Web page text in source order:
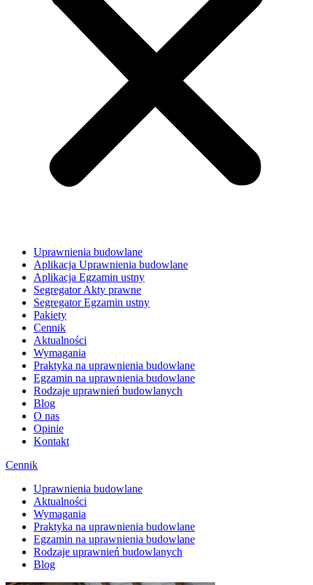
Uprawnienia budowlane
Aplikacja Uprawnienia budowlane
Aplikacja Egzamin ustny
Segregator Akty prawne
Segregator Egzamin ustny
Pakiety
Cennik
Aktualności
Wymagania
Praktyka na uprawnienia budowlane
Egzamin na uprawnienia budowlane
Rodzaje uprawnień budowlanych
Blog
O nas
Opinie
Kontakt
Cennik
Uprawnienia budowlane
Aktualności
Wymagania
Praktyka na uprawnienia budowlane
Egzamin na uprawnienia budowlane
Rodzaje uprawnień budowlanych
Blog